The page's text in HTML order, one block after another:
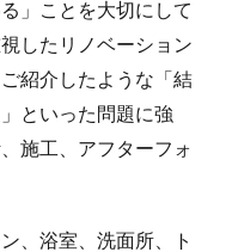
」ことを大切にして
したリノベーション
紹介したような「結
といった問題に強
施工、アフターフォ
、浴室、洗面所、ト